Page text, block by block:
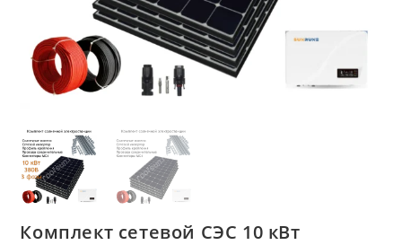
Комплект сетевой СЭС 10 кВт